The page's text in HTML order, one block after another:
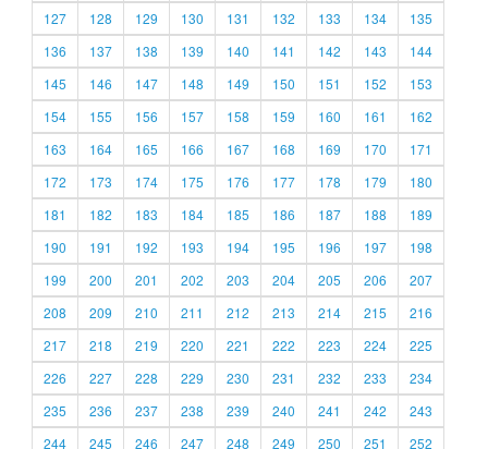
127
128 129 130 131 132 133 134
135
136
137 138 139 140 141 142 143
144
145
146 147 148 149 150 151 152
153
154
155 156 157 158 159 160 161
162
163
164 165 166 167 168 169 170
171
172
173 174 175 176 177 178 179
180
181
182 183 184 185 186 187 188
189
190
191 192 193 194 195 196 197
198
199
200 201 202 203 204 205 206
207
208
209 210 211 212 213 214 215
216
217
218 219 220 221 222 223 224
225
226
227 228 229 230 231 232 233
234
235
236 237 238 239 240 241 242
243
244
245 246 247 248 249 250 251 252